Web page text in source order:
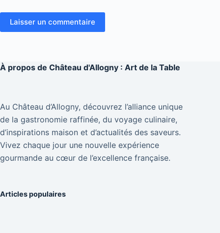
Laisser un commentaire
À propos de Château d'Allogny : Art de la Table
Au Château d’Allogny, découvrez l’alliance unique
de la gastronomie raffinée, du voyage culinaire,
d’inspirations maison et d’actualités des saveurs.
Vivez chaque jour une nouvelle expérience
gourmande au cœur de l’excellence française.
Articles populaires